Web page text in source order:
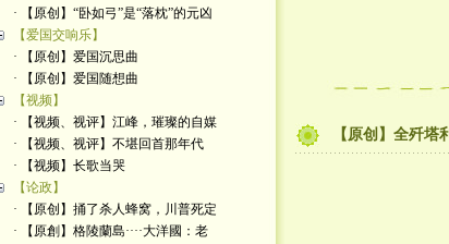
· 【原创】“卧如弓”是“落枕”的元凶
【爱国交响乐】
· 【原创】爱国沉思曲
· 【原创】爱国随想曲
【视频】
· 【视频、视评】江峰，璀璨的自媒
· 【视频、视评】不堪回首那年代
· 【视频】长歌当哭
【论政】
· 【原创】捅了杀人蜂窝，川普死定
· 【原創】格陵蘭島····大洋國：老
【原创】全歼塔